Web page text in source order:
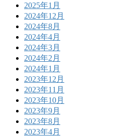
2025年1月
2024年12月
2024年8月
2024年4月
2024年3月
2024年2月
2024年1月
2023年12月
2023年11月
2023年10月
2023年9月
2023年8月
2023年4月